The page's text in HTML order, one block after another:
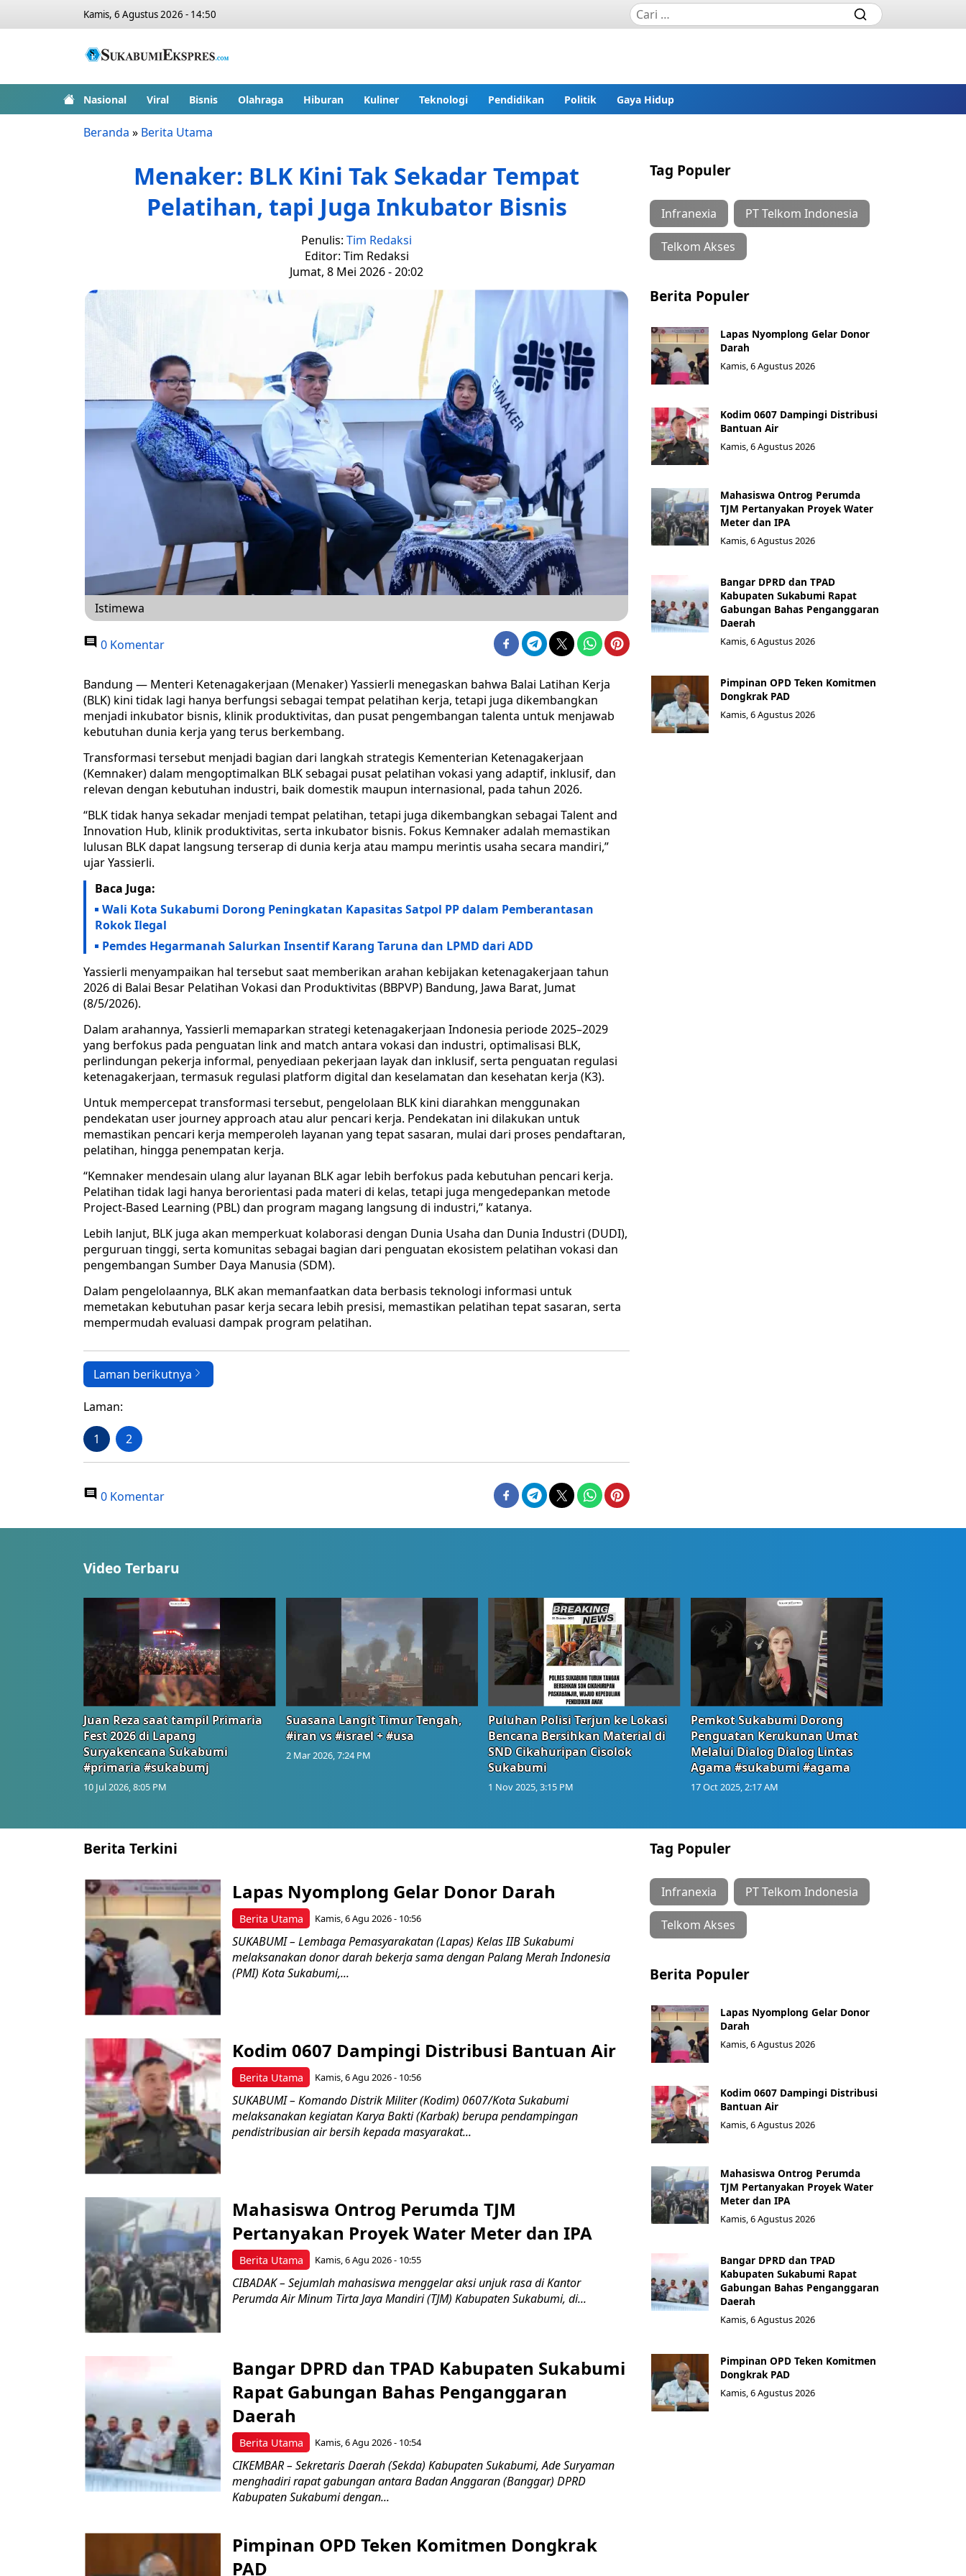
Kamis, 6 Agustus 2026 - 14:50
Nasional Viral Bisnis Olahraga Hiburan Kuliner Teknologi Pendidikan Politik Gaya Hidup
Beranda » Berita Utama
Menaker: BLK Kini Tak Sekadar Tempat
Pelatihan, tapi Juga Inkubator Bisnis
Penulis: Tim Redaksi
Editor: Tim Redaksi
Jumat, 8 Mei 2026 - 20:02
Istimewa
0 Komentar
Bandung — Menteri Ketenagakerjaan (Menaker) Yassierli menegaskan bahwa Balai Latihan Kerja
(BLK) kini tidak lagi hanya berfungsi sebagai tempat pelatihan kerja, tetapi juga dikembangkan
menjadi inkubator bisnis, klinik produktivitas, dan pusat pengembangan talenta untuk menjawab
kebutuhan dunia kerja yang terus berkembang.
Transformasi tersebut menjadi bagian dari langkah strategis Kementerian Ketenagakerjaan
(Kemnaker) dalam mengoptimalkan BLK sebagai pusat pelatihan vokasi yang adaptif, inklusif, dan
relevan dengan kebutuhan industri, baik domestik maupun internasional, pada tahun 2026.
“BLK tidak hanya sekadar menjadi tempat pelatihan, tetapi juga dikembangkan sebagai Talent and
Innovation Hub, klinik produktivitas, serta inkubator bisnis. Fokus Kemnaker adalah memastikan
lulusan BLK dapat langsung terserap di dunia kerja atau mampu merintis usaha secara mandiri,”
ujar Yassierli.
Baca Juga:
Wali Kota Sukabumi Dorong Peningkatan Kapasitas Satpol PP dalam Pemberantasan
Rokok Ilegal
Pemdes Hegarmanah Salurkan Insentif Karang Taruna dan LPMD dari ADD
Yassierli menyampaikan hal tersebut saat memberikan arahan kebijakan ketenagakerjaan tahun
2026 di Balai Besar Pelatihan Vokasi dan Produktivitas (BBPVP) Bandung, Jawa Barat, Jumat
(8/5/2026).
Dalam arahannya, Yassierli memaparkan strategi ketenagakerjaan Indonesia periode 2025–2029
yang berfokus pada penguatan link and match antara vokasi dan industri, optimalisasi BLK,
perlindungan pekerja informal, penyediaan pekerjaan layak dan inklusif, serta penguatan regulasi
ketenagakerjaan, termasuk regulasi platform digital dan keselamatan dan kesehatan kerja (K3).
Untuk mempercepat transformasi tersebut, pengelolaan BLK kini diarahkan menggunakan
pendekatan user journey approach atau alur pencari kerja. Pendekatan ini dilakukan untuk
memastikan pencari kerja memperoleh layanan yang tepat sasaran, mulai dari proses pendaftaran,
pelatihan, hingga penempatan kerja.
“Kemnaker mendesain ulang alur layanan BLK agar lebih berfokus pada kebutuhan pencari kerja.
Pelatihan tidak lagi hanya berorientasi pada materi di kelas, tetapi juga mengedepankan metode
Project-Based Learning (PBL) dan program magang langsung di industri,” katanya.
Lebih lanjut, BLK juga akan memperkuat kolaborasi dengan Dunia Usaha dan Dunia Industri (DUDI),
perguruan tinggi, serta komunitas sebagai bagian dari penguatan ekosistem pelatihan vokasi dan
pengembangan Sumber Daya Manusia (SDM).
Dalam pengelolaannya, BLK akan memanfaatkan data berbasis teknologi informasi untuk
memetakan kebutuhan pasar kerja secara lebih presisi, memastikan pelatihan tepat sasaran, serta
mempermudah evaluasi dampak program pelatihan.
Laman berikutnya
Laman:
1 2
0 Komentar
Tag Populer
Infranexia PT Telkom Indonesia
Telkom Akses
Berita Populer
Lapas Nyomplong Gelar Donor
Darah
Kamis, 6 Agustus 2026
Kodim 0607 Dampingi Distribusi
Bantuan Air
Kamis, 6 Agustus 2026
Mahasiswa Ontrog Perumda
TJM Pertanyakan Proyek Water
Meter dan IPA
Kamis, 6 Agustus 2026
Bangar DPRD dan TPAD
Kabupaten Sukabumi Rapat
Gabungan Bahas Penganggaran
Daerah
Kamis, 6 Agustus 2026
Pimpinan OPD Teken Komitmen
Dongkrak PAD
Kamis, 6 Agustus 2026
Video Terbaru
Juan Reza saat tampil Primaria
Fest 2026 di Lapang
Suryakencana Sukabumi
#primaria #sukabumj
10 Jul 2026, 8:05 PM
Suasana Langit Timur Tengah,
#iran vs #israel + #usa
2 Mar 2026, 7:24 PM
Puluhan Polisi Terjun ke Lokasi
Bencana Bersihkan Material di
SND Cikahuripan Cisolok
Sukabumi
1 Nov 2025, 3:15 PM
Pemkot Sukabumi Dorong
Penguatan Kerukunan Umat
Melalui Dialog Dialog Lintas
Agama #sukabumi #agama
17 Oct 2025, 2:17 AM
Berita Terkini
Berita Utama
Lapas Nyomplong Gelar Donor Darah
Kamis, 6 Agu 2026 - 10:56
SUKABUMI – Lembaga Pemasyarakatan (Lapas) Kelas IIB Sukabumi
melaksanakan donor darah bekerja sama dengan Palang Merah Indonesia
(PMI) Kota Sukabumi,...
Berita Utama
Kodim 0607 Dampingi Distribusi Bantuan Air
Kamis, 6 Agu 2026 - 10:56
SUKABUMI – Komando Distrik Militer (Kodim) 0607/Kota Sukabumi
melaksanakan kegiatan Karya Bakti (Karbak) berupa pendampingan
pendistribusian air bersih kepada masyarakat...
Berita Utama
Mahasiswa Ontrog Perumda TJM
Pertanyakan Proyek Water Meter dan IPA
Kamis, 6 Agu 2026 - 10:55
CIBADAK – Sejumlah mahasiswa menggelar aksi unjuk rasa di Kantor
Perumda Air Minum Tirta Jaya Mandiri (TJM) Kabupaten Sukabumi, di...
Berita Utama
Bangar DPRD dan TPAD Kabupaten Sukabumi
Rapat Gabungan Bahas Penganggaran
Daerah
Kamis, 6 Agu 2026 - 10:54
CIKEMBAR – Sekretaris Daerah (Sekda) Kabupaten Sukabumi, Ade Suryaman
menghadiri rapat gabungan antara Badan Anggaran (Banggar) DPRD
Kabupaten Sukabumi dengan...
Pimpinan OPD Teken Komitmen Dongkrak
PAD
Tag Populer
Infranexia PT Telkom Indonesia
Telkom Akses
Berita Populer
Lapas Nyomplong Gelar Donor
Darah
Kamis, 6 Agustus 2026
Kodim 0607 Dampingi Distribusi
Bantuan Air
Kamis, 6 Agustus 2026
Mahasiswa Ontrog Perumda
TJM Pertanyakan Proyek Water
Meter dan IPA
Kamis, 6 Agustus 2026
Bangar DPRD dan TPAD
Kabupaten Sukabumi Rapat
Gabungan Bahas Penganggaran
Daerah
Kamis, 6 Agustus 2026
Pimpinan OPD Teken Komitmen
Dongkrak PAD
Kamis, 6 Agustus 2026